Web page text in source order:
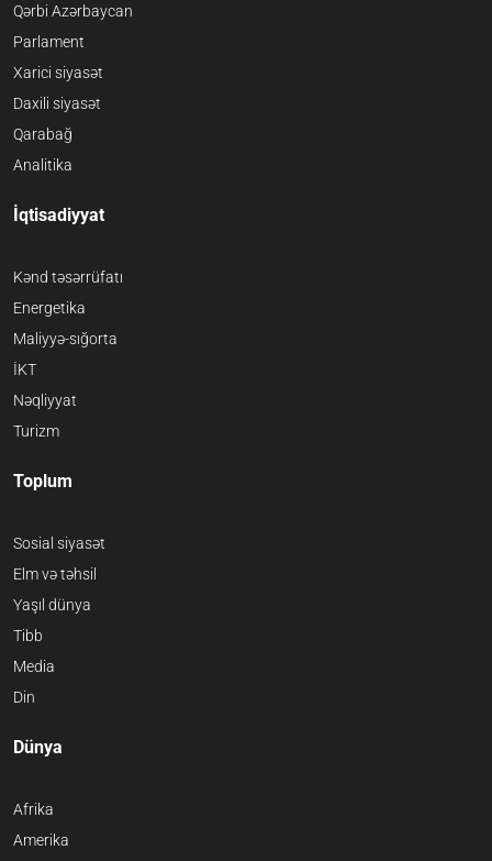
Qərbi Azərbaycan
Parlament
Xarici siyasət
Daxili siyasət
Qarabağ
Analitika
İqtisadiyyat
Kənd təsərrüfatı
Energetika
Maliyyə-sığorta
İKT
Nəqliyyat
Turizm
Toplum
Sosial siyasət
Elm və təhsil
Yaşıl dünya
Tibb
Media
Din
Dünya
Afrika
Amerika